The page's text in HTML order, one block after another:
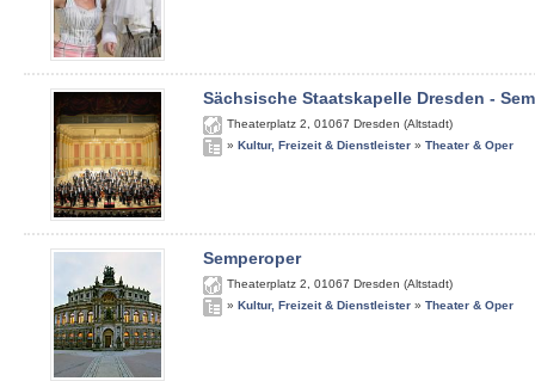
Sächsische Staatskapelle Dresden -
Theaterplatz 2 01067 Dresden (Altstadt)
» Kultur, Freizeit & Dienstleister » Theater & Oper
Semperoper
Theaterplatz 2 01067 Dresden (Altstadt)
» Kultur, Freizeit & Dienstleister » Theater & Oper